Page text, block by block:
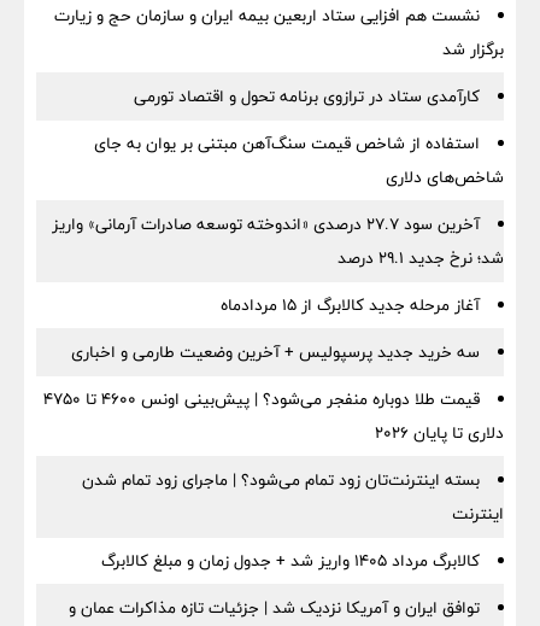
نشست هم افزایی ستاد اربعین بیمه ایران و سازمان حج و زیارت
برگزار شد
کارآمدی ستاد در ترازوی برنامه تحول و اقتصاد تورمی
استفاده از شاخص قیمت سنگ‌آهن مبتنی بر یوان به جای
شاخص‌های دلاری
آخرین سود ۲۷.۷ درصدی «اندوخته توسعه صادرات آرمانی» واریز
شد؛ نرخ جدید ۲۹.۱ درصد
آغاز مرحله جدید کالابرگ از ۱۵ مردادماه
سه خرید جدید پرسپولیس + آخرین وضعیت طارمی و اخباری
قیمت طلا دوباره منفجر می‌شود؟ | پیش‌بینی اونس ۴۶۰۰ تا ۴۷۵۰
دلاری تا پایان ۲۰۲۶
بسته اینترنت‌تان زود تمام می‌شود؟ | ماجرای زود تمام شدن
اینترنت
کالابرگ مرداد ۱۴۰۵ واریز شد + جدول زمان و مبلغ کالابرگ
توافق ایران و آمریکا نزدیک شد | جزئیات تازه مذاکرات عمان و